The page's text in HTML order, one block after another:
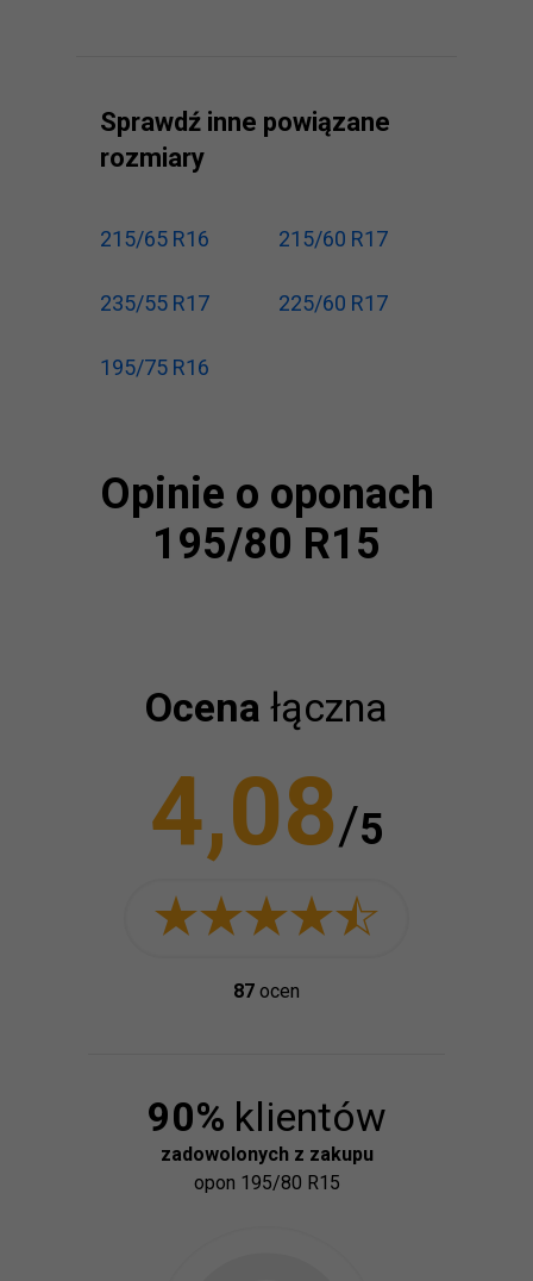
Sprawdź inne powiązane
rozmiary
215/65 R16 215/60 R17
235/55 R17 225/60 R17
195/75 R16
Opinie o oponach
195/80 R15
Ocena łączna
4,08/5
87 ocen
90% klientów
zadowolonych z zakupu
opon 195/80 R15